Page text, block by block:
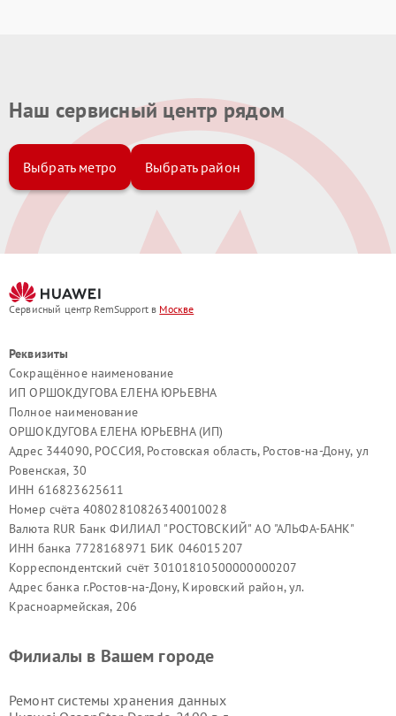
Наш сервисный центр рядом
Выбрать метро Выбрать район
Сервисный центр RemSupport в Москве
Реквизиты
Сокращённое наименование
ИП ОРШОКДУГОВА ЕЛЕНА ЮРЬЕВНА
Полное наименование
ОРШОКДУГОВА ЕЛЕНА ЮРЬЕВНА (ИП)
Адрес 344090, РОССИЯ, Ростовская область, Ростов-на-Дону, ул
Ровенская, 30
ИНН 616823625611
Номер счёта 40802810826340010028
Валюта RUR Банк ФИЛИАЛ "РОСТОВСКИЙ" АО "АЛЬФА-БАНК"
ИНН банка 7728168971 БИК 046015207
Корреспондентский счёт 30101810500000000207
Адрес банка г.Ростов-на-Дону, Кировский район, ул.
Красноармейская, 206
Филиалы в Вашем городе
Ремонт системы хранения данных